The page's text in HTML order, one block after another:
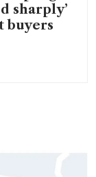
sharply’
buyers